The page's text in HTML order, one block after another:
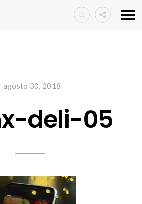
agosto 30, 2018
deli-05